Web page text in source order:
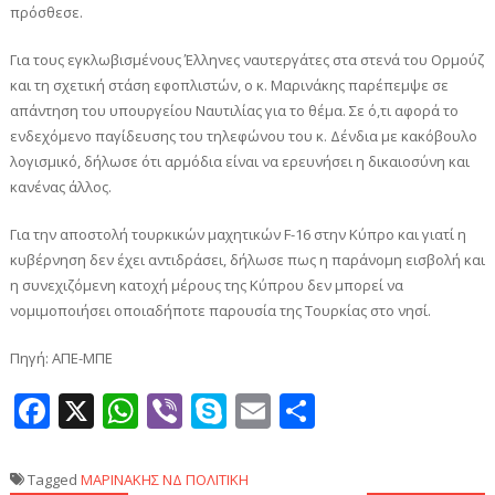
πρόσθεσε.
Για τους εγκλωβισμένους Έλληνες ναυτεργάτες στα στενά του Ορμούζ
και τη σχετική στάση εφοπλιστών, ο κ. Μαρινάκης παρέπεμψε σε
απάντηση του υπουργείου Ναυτιλίας για το θέμα. Σε ό,τι αφορά το
ενδεχόμενο παγίδευσης του τηλεφώνου του κ. Δένδια με κακόβουλο
λογισμικό, δήλωσε ότι αρμόδια είναι να ερευνήσει η δικαιοσύνη και
κανένας άλλος.
Για την αποστολή τουρκικών μαχητικών F-16 στην Κύπρο και γιατί η
κυβέρνηση δεν έχει αντιδράσει, δήλωσε πως η παράνομη εισβολή και
η συνεχιζόμενη κατοχή μέρους της Κύπρου δεν μπορεί να
νομιμοποιήσει οποιαδήποτε παρουσία της Τουρκίας στο νησί.
Πηγή: ΑΠΕ-ΜΠΕ
Facebook
X WhatsApp
ViberSkype
Email
Tagged ΜΑΡΙΝΑΚΗΣΝΔ ΠΟΛΙΤΙΚΗ